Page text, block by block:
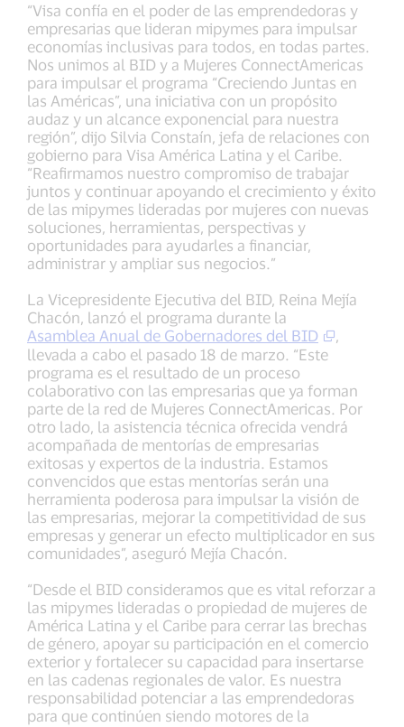
“Visa confía en el poder de las emprendedoras y
empresarias que lideran mipymes para impulsar
economías inclusivas para todos, en todas partes.
Nos unimos al BID y a Mujeres ConnectAmericas
para impulsar el programa “Creciendo Juntas en
las Américas”, una iniciativa con un propósito
audaz y un alcance exponencial para nuestra
región”, dijo Silvia Constaín, jefa de relaciones con
gobierno para Visa América Latina y el Caribe.
“Reafirmamos nuestro compromiso de trabajar
juntos y continuar apoyando el crecimiento y éxito
de las mipymes lideradas por mujeres con nuevas
soluciones, herramientas, perspectivas y
oportunidades para ayudarles a financiar,
administrar y ampliar sus negocios.”
La Vicepresidente Ejecutiva del BID, Reina Mejía
Chacón, lanzó el programa durante la
Asamblea Anual de Gobernadores del BID
,
llevada a cabo el pasado 18 de marzo. “Este
programa es el resultado de un proceso
colaborativo con las empresarias que ya forman
parte de la red de Mujeres ConnectAmericas. Por
otro lado, la asistencia técnica ofrecida vendrá
acompañada de mentorías de empresarias
exitosas y expertos de la industria. Estamos
convencidos que estas mentorías serán una
herramienta poderosa para impulsar la visión de
las empresarias, mejorar la competitividad de sus
empresas y generar un efecto multiplicador en sus
comunidades”, aseguró Mejía Chacón.
“Desde el BID consideramos que es vital reforzar a
las mipymes lideradas o propiedad de mujeres de
América Latina y el Caribe para cerrar las brechas
de género, apoyar su participación en el comercio
exterior y fortalecer su capacidad para insertarse
en las cadenas regionales de valor. Es nuestra
responsabilidad potenciar a las emprendedoras
para que continúen siendo motores de la